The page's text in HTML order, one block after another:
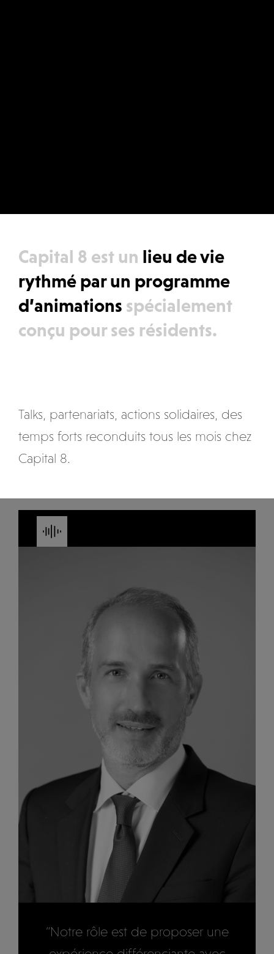
Capital 8 est un lieu de vie
rythmé par un programme
d’animations spécialement
conçu pour ses résidents.
Talks, partenariats, actions solidaires, des
temps forts reconduits tous les mois chez
Capital 8.
“Notre rôle est de proposer une